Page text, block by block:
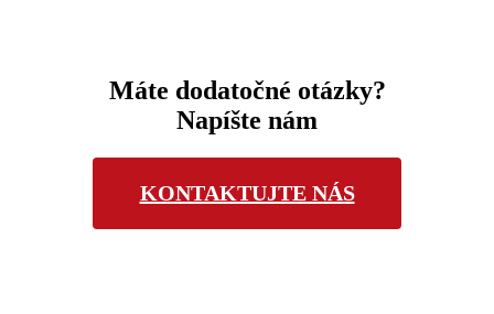
Máte dodatočné otázky?
Napíšte nám
KONTAKTUJTE NÁS